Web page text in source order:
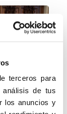
terceros para
análisis de tus
los anuncios y